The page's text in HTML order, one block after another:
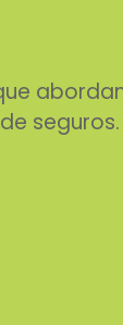
seguros.